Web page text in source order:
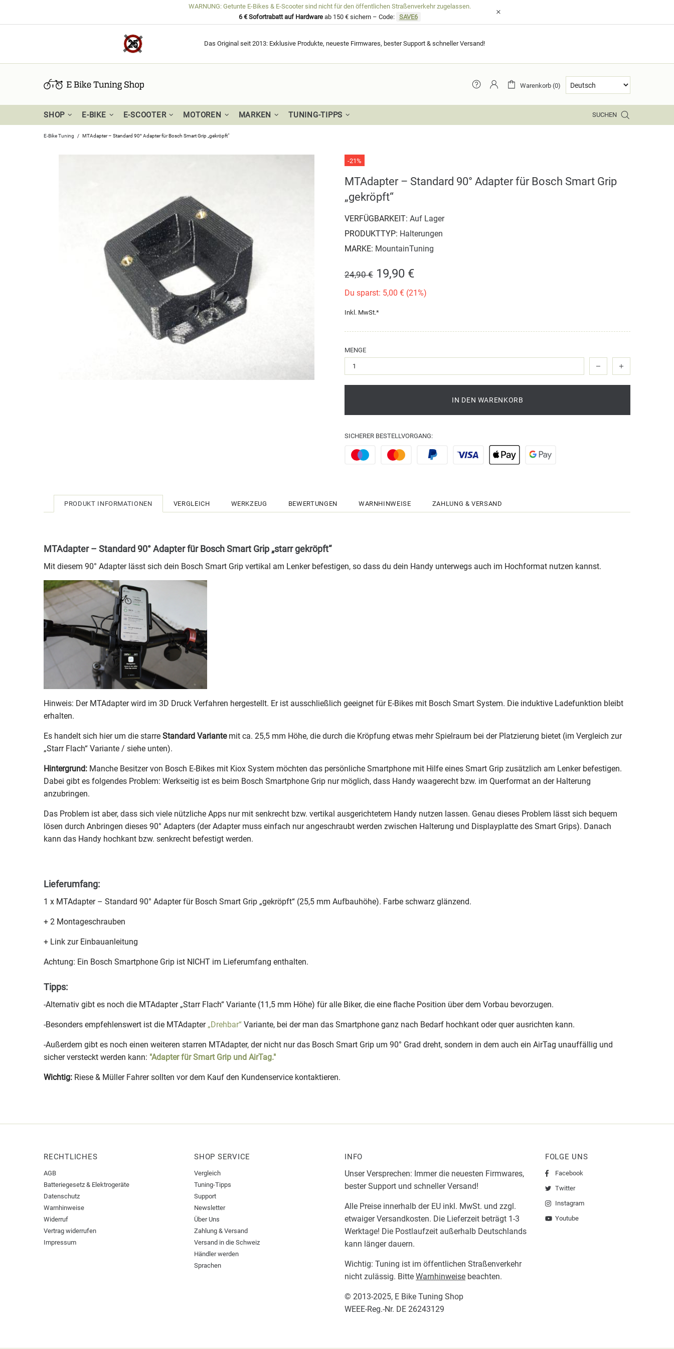
WARNUNG: Getunte E-Bikes & E-Scooter sind nicht für den öffentlichen Straßenverkehr zugelassen.
6 € Sofortrabatt auf Hardwareab 150 € sichern – Code: SAVE6
Das Original seit 2013: Exklusive Produkte, neueste Firmwares, bester Support & schneller Versand!
Warenkorb (0)
SHOP E-BIKE E-SCOOTER MOTOREN MARKEN TUNING-TIPPS SUCHEN
E-Bike Tuning MTAdapter – Standard 90° Adapter für Bosch Smart Grip „gekröpft“
-21%
MTAdapter – Standard 90° Adapter für Bosch Smart Grip
„gekröpft“
VERFÜGBARKEIT: Auf Lager
PRODUKTTYP: Halterungen
MARKE: MountainTuning
24,90 € 19,90 €
Du sparst: 5,00 € (21%)
Inkl. MwSt.*
MENGE
IN DEN WARENKORB
SICHERER BESTELLVORGANG:
PRODUKT INFORMATIONEN VERGLEICH WERKZEUG BEWERTUNGEN WARNHINWEISE ZAHLUNG & VERSAND
MTAdapter – Standard 90° Adapter für Bosch Smart Grip „starr gekröpft“
Mit diesem 90° Adapter lässt sich dein Bosch Smart Grip vertikal am Lenker befestigen, so dass du dein Handy unterwegs auch im Hochformat nutzen kannst.
Hinweis: Der MTAdapter wird im 3D Druck Verfahren hergestellt. Er ist ausschließlich geeignet für E-Bikes mit Bosch Smart System. Die induktive Ladefunktion bleibt
erhalten.
Es handelt sich hier um die starre Standard Variantemit ca. 25,5 mm Höhe, die durch die Kröpfung etwas mehr Spielraum bei der Platzierung bietet (im Vergleich zur
„Starr Flach“ Variante / siehe unten).
Hintergrund: Manche Besitzer von Bosch E-Bikes mit Kiox System möchten das persönliche Smartphone mit Hilfe eines Smart Grip zusätzlich am Lenker befestigen.
Dabei gibt es folgendes Problem: Werkseitig ist es beim Bosch Smartphone Grip nur möglich, dass Handy waagerecht bzw. im Querformat an der Halterung
anzubringen.
Das Problem ist aber, dass sich viele nützliche Apps nur mit senkrecht bzw. vertikal ausgerichtetem Handy nutzen lassen. Genau dieses Problem lässt sich bequem
lösen durch Anbringen dieses 90° Adapters (der Adapter muss einfach nur angeschraubt werden zwischen Halterung und Displayplatte des Smart Grips). Danach
kann das Handy hochkant bzw. senkrecht befestigt werden.
Lieferumfang:
1 x MTAdapter – Standard 90° Adapter für Bosch Smart Grip „gekröpft“ (25,5 mm Aufbauhöhe). Farbe schwarz glänzend.
+ 2 Montageschrauben
+ Link zur Einbauanleitung
Achtung: Ein Bosch Smartphone Grip ist NICHT im Lieferumfang enthalten.
Tipps:
-Alternativ gibt es noch die MTAdapter „Starr Flach“ Variante (11,5 mm Höhe) für alle Biker, die eine flache Position über dem Vorbau bevorzugen.
-Besonders empfehlenswert ist die MTAdapter „Drehbar“ Variante, bei der man das Smartphone ganz nach Bedarf hochkant oder quer ausrichten kann.
-Außerdem gibt es noch einen weiteren starren MTAdapter, der nicht nur das Bosch Smart Grip um 90° Grad dreht, sondern in dem auch ein AirTag unauffällig und
sicher versteckt werden kann: "Adapter für Smart Grip und AirTag."
Wichtig: Riese & Müller Fahrer sollten vor dem Kauf den Kundenservice kontaktieren.
RECHTLICHES
AGB
Batteriegesetz & Elektrogeräte
Datenschutz
Warnhinweise
Widerruf
Vertrag widerrufen
Impressum
SHOP SERVICE
Vergleich
Tuning-Tipps
Support
Newsletter
Über Uns
Zahlung & Versand
Versand in die Schweiz
Händler werden
Sprachen
INFO
Unser Versprechen: Immer die neuesten Firmwares,
bester Support und schneller Versand!
Alle Preise innerhalb der EU inkl. MwSt. und zzgl.
etwaiger Versandkosten. Die Lieferzeit beträgt 1-3
Werktage! Die Postlaufzeit außerhalb Deutschlands
kann länger dauern.
Wichtig: Tuning ist im öffentlichen Straßenverkehr
nicht zulässig. Bitte Warnhinweise beachten.
© 2013-2025, E Bike Tuning Shop
WEEE-Reg.-Nr. DE 26243129
FOLGE UNS
Facebook
Twitter
Instagram
Youtube